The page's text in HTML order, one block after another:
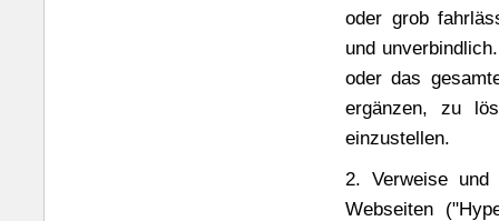
oder grob
und
oder das
ergänzen, zu
einzustellen.
2. Verweise und
Webseiten